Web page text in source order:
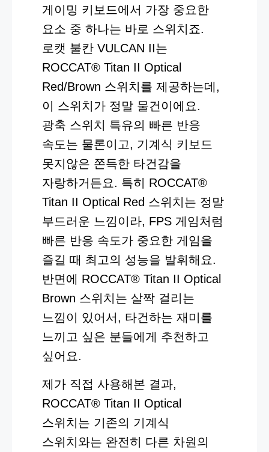
게이밍 키보드에서 가장 중요한
요소 중 하나는 바로 스위치죠.
로캣 불칸 VULCAN II는
ROCCAT® Titan II Optical
Red/Brown 스위치를 제공하는데,
이 스위치가 정말 물건이에요.
광축 스위치 특유의 빠른 반응
속도는 물론이고, 기계식 키보드
못지않은 쫀득한 타건감을
자랑하거든요. 특히 ROCCAT®
Titan II Optical Red 스위치는 정말
부드러운 느낌이라, FPS 게임처럼
빠른 반응 속도가 중요한 게임을
즐길 때 최고의 성능을 발휘해요.
반면에 ROCCAT® Titan II Optical
Brown 스위치는 살짝 걸리는
느낌이 있어서, 타건하는 재미를
느끼고 싶은 분들에게 추천하고
싶어요.
제가 직접 사용해본 결과,
ROCCAT® Titan II Optical
스위치는 기존의 기계식
스위치와는 완전히 다른 차원의